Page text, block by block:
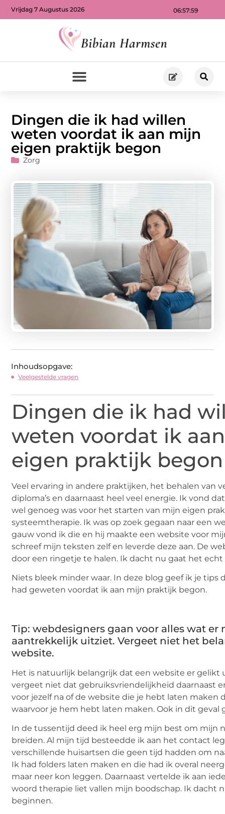
06:58:00
Vrijdag 7 Augustus 2026
Dingen die ik had willen
weten voordat ik aan mijn
eigen praktijk begon
Zorg
Inhoudsopgave:
Veelgestelde vragen
Dingen die ik had
weten voordat ik
eigen praktijk begon
Veel ervaring in andere praktijken, het behalen van
diploma’s en daarnaast heel veel energie. Ik vond
wel genoeg was voor het starten van mijn eigen
systeemtherapie. Ik was op zoek gegaan naar een
gauw vond ik die en hij maakte een website voor
schreef mijn teksten zelf en leverde deze aan. De
door een ringetje te halen. Ik dacht nu gaat het
Niets bleek minder waar. In deze blog geef ik je tips
had geweten voordat ik aan mijn praktijk begon.
Tip: webdesigners gaan voor alles wat er
aantrekkelijk uitziet. Vergeet niet het
website.
Het is natuurlijk belangrijk dat een website er gelikt
vergeet niet dat gebruiksvriendelijkheid daarnaast
voor jezelf na of de website die je hebt laten maken
waarvoor je hem hebt laten maken. Ook in dit geval
In de tussentijd deed ik heel erg mijn best om mijn
breiden. Al mijn tijd besteedde ik aan het contact
verschillende huisartsen die geen tijd hadden om
Ik had folders laten maken en die had ik overal
maar neer kon leggen. Daarnaast vertelde ik aan
woord therapie liet vallen mijn boodschap. Ik dacht
beginnen.